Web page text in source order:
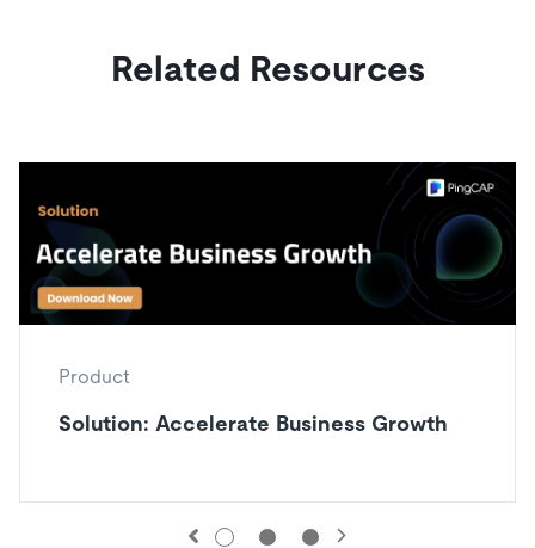
Related Resources
Product
Solution: Accelerate Business Growth